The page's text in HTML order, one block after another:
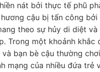
nát bởi thực tế phũ
cậu bị tấn công
theo sự hủy di diệt và
Trong một khoảnh khắc
bạn bè cậu thường
mạng của nhiều đứa trẻ